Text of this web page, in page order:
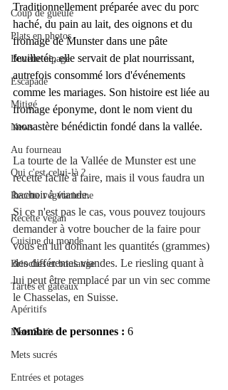
Coup de gueule
Plats en photos
Buvette alpage
Escapade
Mitigé
News
Au fourneau
Qui c'est celui-là ?
Recette végétarienne
Recette végan
Cuisine du monde
Brioches et boulange
Tartes et gâteaux
Apéritifs
Mets Salés
Mets sucrés
Entrées et potages
Traditionnellement préparée avec du porc
haché, du pain au lait, des oignons et du
fromage de Munster dans une pâte
feuilletée, elle servait de plat nourrissant,
autrefois consommé lors d'événements
comme les mariages. Son histoire est liée au
fromage éponyme, dont le nom vient du
monastère bénédictin fondé dans la vallée.
La tourte de la Vallée de Munster est une
recette facile à faire, mais il vous faudra un
hachoir à viande.
Si ce n'est pas le cas, vous pouvez toujours
demander à votre boucher de la faire pour
vous en lui donnant les quantités (grammes)
des différentes viandes. Le riesling quant à
lui peut être remplacé par un vin sec comme
le Chasselas, en Suisse.
Nombre de personnes : 6